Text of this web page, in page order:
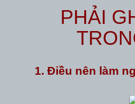
PHẢI
1. Điều nên làm